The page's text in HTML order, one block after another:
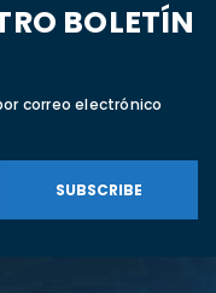
BOLETÍN
correo electrónico
SUBSCRIBE